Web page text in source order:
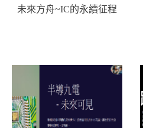
未來方舟~IC的永續征程